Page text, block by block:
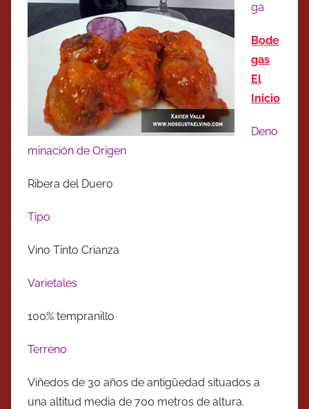
ga
Bode
gas
El
Inicio
Deno
minación de Origen
Ribera del Duero
Tipo
Vino Tinto Crianza
Varietales
100% tempranillo
Terreno
Viñedos de 30 años de antigüedad situados a
una altitud media de 700 metros de altura.